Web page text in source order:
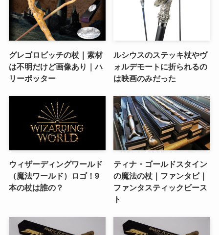
グレゴロビッチの杖｜素材
は不明だけど画像あり｜ハ
リーポッター
ルシウスのステッキ杖やヴ
ォルデモートに折られるの
は映画のみだった
ウィザーディングワールド
（魔法ワールド）ロゴ！9
本の杖は誰の？
ティナ・ゴールドスタイン
の魔法の杖｜ファンタビ｜
ファンタスティックビース
ト